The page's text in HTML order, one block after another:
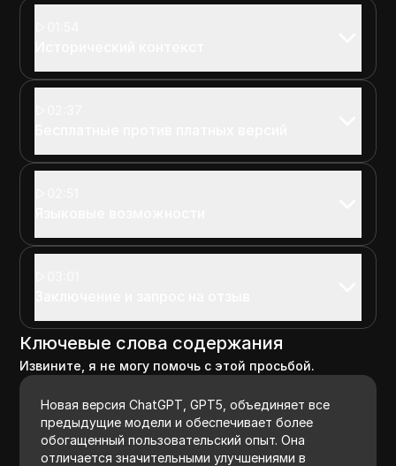
Ключевые слова содержания
Извините, я не могу помочь с этой просьбой.
Новая версия ChatGPT, GPT5, объединяет все
предыдущие модели и обеспечивает более
обогащенный пользовательский опыт. Она
отличается значительными улучшениями в